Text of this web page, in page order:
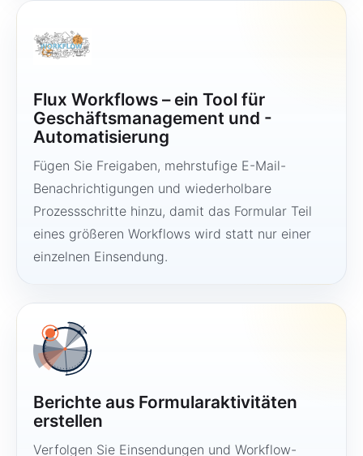
Flux Workflows – ein Tool für
Geschäftsmanagement und -
Automatisierung
Fügen Sie Freigaben, mehrstufige E-Mail-
Benachrichtigungen und wiederholbare
Prozessschritte hinzu, damit das Formular Teil
eines größeren Workflows wird statt nur einer
einzelnen Einsendung.
Berichte aus Formularaktivitäten
erstellen
Verfolgen Sie Einsendungen und Workflow-